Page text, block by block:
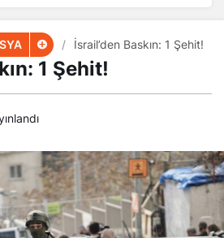
İsrail’den Baskın: 1 Şehit!
1 Şehit!